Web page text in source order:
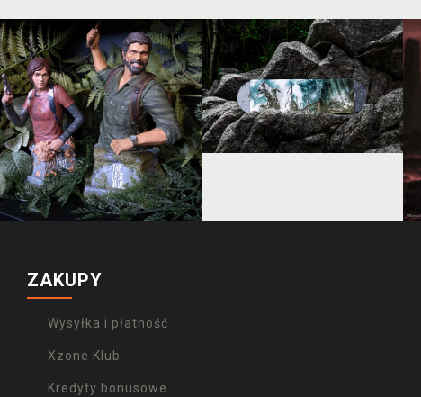
ZAKUPY
Wysyłka i płatność
Xzone Klub
Kredyty bonusowe